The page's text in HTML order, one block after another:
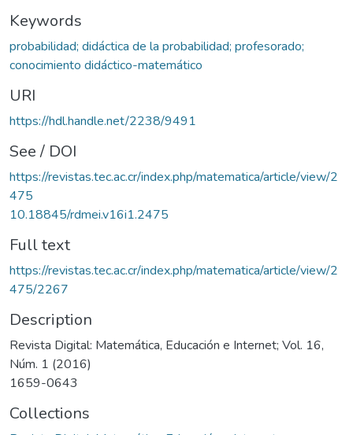
Keywords
probabilidad; didáctica de la probabilidad; profesorado;
conocimiento didáctico-matemático
URI
https://hdl.handle.net/2238/9491
See / DOI
https://revistas.tec.ac.cr/index.php/matematica/article/view/2
475
10.18845/rdmei.v16i1.2475
Full text
https://revistas.tec.ac.cr/index.php/matematica/article/view/2
475/2267
Description
Revista Digital: Matemática, Educación e Internet; Vol. 16,
Núm. 1 (2016)
1659-0643
Collections